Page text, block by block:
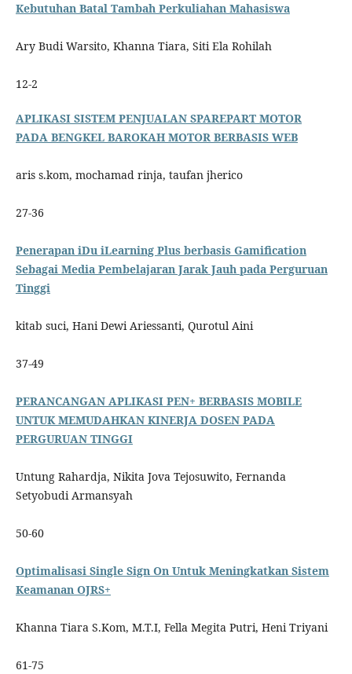
Kebutuhan Batal Tambah Perkuliahan Mahasiswa
Ary Budi Warsito, Khanna Tiara, Siti Ela Rohilah
12-2
APLIKASI SISTEM PENJUALAN SPAREPART MOTOR
PADA BENGKEL BAROKAH MOTOR BERBASIS WEB
aris s.kom, mochamad rinja, taufan jherico
27-36
Penerapan iDu iLearning Plus berbasis Gamification
Sebagai Media Pembelajaran Jarak Jauh pada Perguruan
Tinggi
kitab suci, Hani Dewi Ariessanti, Qurotul Aini
37-49
PERANCANGAN APLIKASI PEN+ BERBASIS MOBILE
UNTUK MEMUDAHKAN KINERJA DOSEN PADA
PERGURUAN TINGGI
Untung Rahardja, Nikita Jova Tejosuwito, Fernanda
Setyobudi Armansyah
50-60
Optimalisasi Single Sign On Untuk Meningkatkan Sistem
Keamanan OJRS+
Khanna Tiara S.Kom, M.T.I, Fella Megita Putri, Heni Triyani
61-75